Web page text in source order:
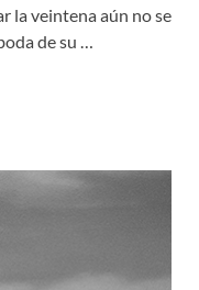
la veintena aún no se
de su …